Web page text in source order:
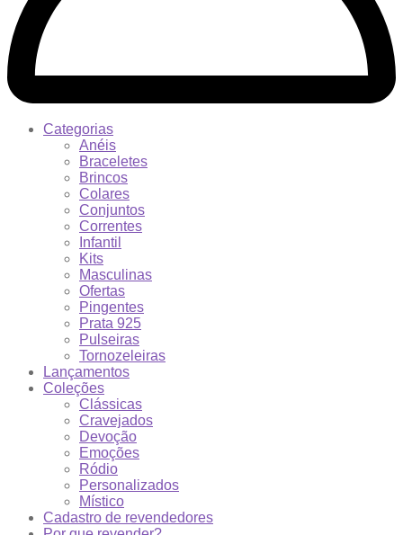
Categorias
Anéis
Braceletes
Brincos
Colares
Conjuntos
Correntes
Infantil
Kits
Masculinas
Ofertas
Pingentes
Prata 925
Pulseiras
Tornozeleiras
Lançamentos
Coleções
Clássicas
Cravejados
Devoção
Emoções
Ródio
Personalizados
Místico
Cadastro de revendedores